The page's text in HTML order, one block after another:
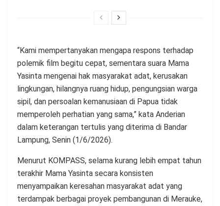
“Kami mempertanyakan mengapa respons terhadap
polemik film begitu cepat, sementara suara Mama
Yasinta mengenai hak masyarakat adat, kerusakan
lingkungan, hilangnya ruang hidup, pengungsian warga
sipil, dan persoalan kemanusiaan di Papua tidak
memperoleh perhatian yang sama,” kata Anderian
dalam keterangan tertulis yang diterima di Bandar
Lampung, Senin (1/6/2026).
Menurut KOMPASS, selama kurang lebih empat tahun
terakhir Mama Yasinta secara konsisten
menyampaikan keresahan masyarakat adat yang
terdampak berbagai proyek pembangunan di Merauke,